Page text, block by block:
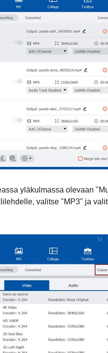
yläkulmassa olevaan
valitse "MP3" ja